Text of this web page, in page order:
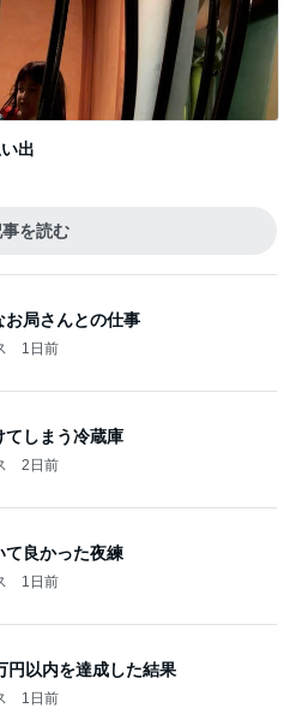
出
を読む
お局さんとの仕事
1日前
てしまう冷蔵庫
2日前
て良かった夜練
1日前
円以内を達成した結果
1日前